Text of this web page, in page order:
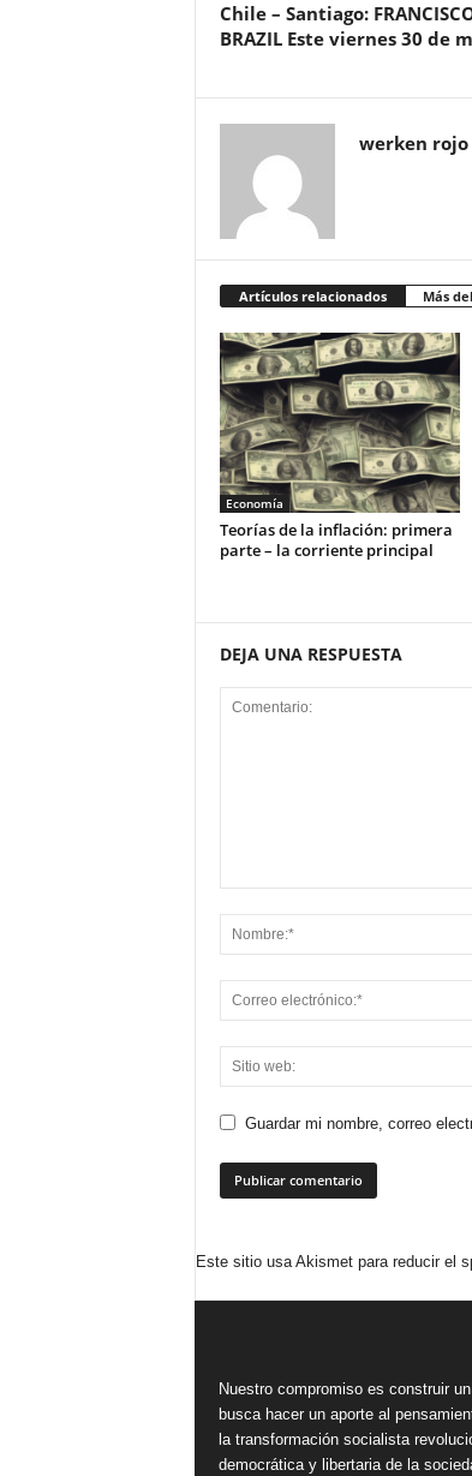
Chile – Santiago:
BRAZIL Este viernes 30 de
werken rojo
Artículos relacionados Más
Economía
Teorías de la inflación: primera
parte – la corriente principal
DEJA UNA RESPUESTA
Guardar mi nombre, correo
Este sitio usa Akismet para reducir el
Nuestro compromiso es construir
busca hacer un aporte al
la transformación socialista
democrática y libertaria de la